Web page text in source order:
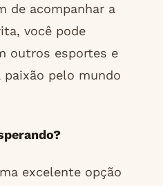
de acompanhar a
você pode
outros esportes e
paixão pelo mundo
excelente opção